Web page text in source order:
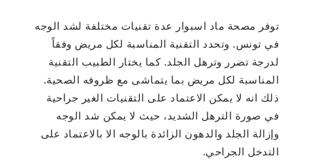
توفر مصحة ماد اسبوار عدة تقنيات مختلفة لشد الوجه
في تونس. وتحدد التقنية المناسبة لكل مريض وفقاً
لدرجة تضرر وترهل الجلد. كما يختار الطبيب التقنية
المناسبة لكل مريض بما يتماشى مع ظروفه الصحية.
ذلك انه لا يمكن الاعتماد على التقنيات الغير جراحية
في صورة الترهل الشديد، حيث لا يمكن شد الوجه
وإزالة الجلد والدهون الزائدة بالوجه الا بالاعتماد على
التدخل الجراحي.